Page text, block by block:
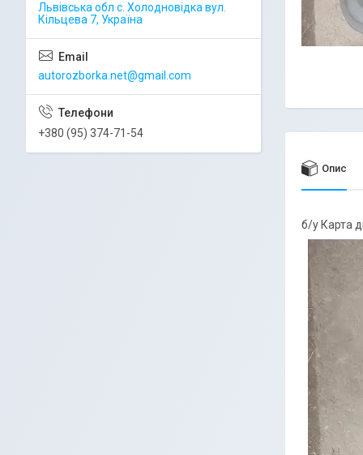
Опис
б/у Карта
Львівська обл с. Холодновідка вул.
Кільцева 7, Україна
autorozborka.net@gmail.com
+380 (95) 374-71-54